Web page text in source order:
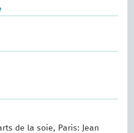
de la soie, Paris: Jean